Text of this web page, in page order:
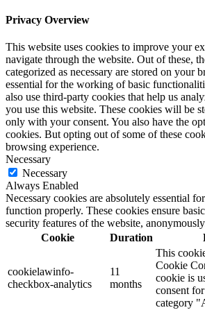
Privacy Overview
This website uses cookies to improve your
navigate through the website. Out of these,
categorized as necessary are stored on your
essential for the working of basic
also use third-party cookies that help us
you use this website. These cookies will be
only with your consent. You also have the
cookies. But opting out of some of these
browsing experience.
Necessary
Necessary
Always Enabled
Necessary cookies are absolutely essential
function properly. These cookies ensure
security features of the website,
Cookie
Duration
cookielawinfo-
checkbox-analytics
11
months
This
Cookie
cookie is
consent
category